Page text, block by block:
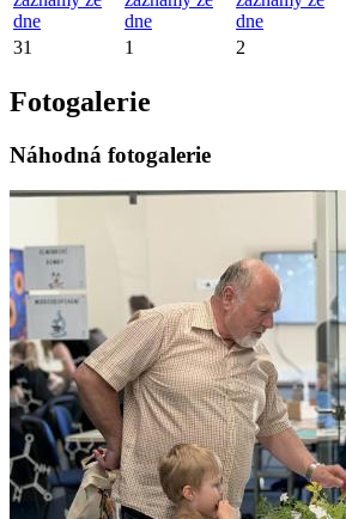
dne
dne
dne
31
1 2
Fotogalerie
Náhodná fotogalerie